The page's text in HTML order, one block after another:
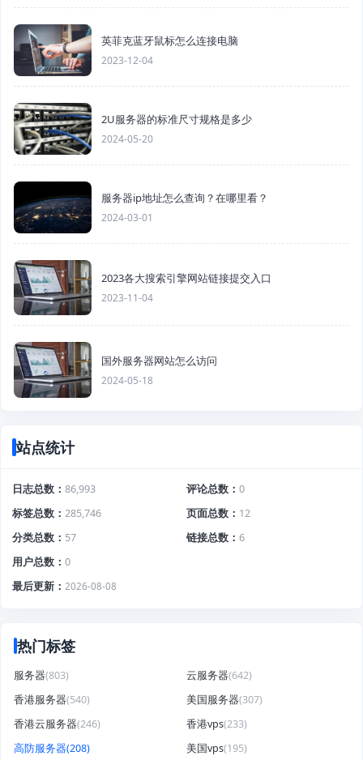
英菲克蓝牙鼠标怎么连接电脑
2023-12-04
2U服务器的标准尺寸规格是多少
2024-05-20
服务器ip地址怎么查询？在哪里看？
2024-03-01
2023各大搜索引擎网站链接提交入口
2023-11-04
国外服务器网站怎么访问
2024-05-18
站点统计
日志总数 86,993 评论总数
0
标签总数
285,746 页面总数
12
分类总数
57 链接总数
6
用户总数
0
最后更新
2026-08-08
热门标签
服务器(803) 云服务器(642)
香港服务器(540) 美国服务器(307)
香港云服务器(246) 香港vps(233)
高防服务器(208) 美国vps(195)